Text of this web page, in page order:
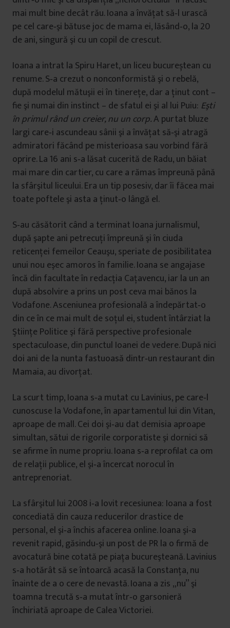
mai mult bine decât rău. Ioana a învăţat să‐l urască
pe cel care‐şi bătuse joc de mama ei, lăsând‐o, la 20
de ani, singură şi cu un copil de crescut.
Ioana a intrat la Spiru Haret, un liceu bucureștean cu
renume. S‐a crezut o nonconformistă şi o rebelă,
după modelul mătuşii ei în tinereţe, dar a ţinut cont –
fie şi numai din instinct – de sfatul ei şi al lui Puiu: Eşti
în primul rând un creier, nu un corp.A purtat bluze
largi care‐i ascundeau sânii şi a învăţat să‐şi atragă
admiratori făcând pe misterioasa sau vorbind fără
oprire. La 16 ani s‐a lăsat cucerită de Radu, un băiat
mai mare din cartier, cu care a rămas împreună până
la sfârşitul liceului. Era un tip posesiv, dar îi făcea mai
toate poftele şi asta a ţinut‐o lângă el.
S‐au căsătorit când a terminat Ioana jurnalismul,
după şapte ani petrecuţi împreună şi în ciuda
reticenţei femeilor Ceauşu, speriate de posibilitatea
unui nou eşec amoros în familie. Ioana se angajase
încă din facultate în redacţia Caţavencu, iar la un an
după absolvire a prins un post ceva mai bănos la
Vodafone. Asceniunea profesională a îndepărtat‐o
din ce în ce mai mult de soţul ei, student întârziat la
Ştiinţe Politice şi fără perspective profesionale
spectaculoase, din punctul Ioanei de vedere. După nici
doi ani de la nunta fastuoasă dintr‐un restaurant din
Mamaia, au divorţat.
La scurt timp, Ioana s‐a mutat cu Lavinius, pe care‐l
cunoscuse la Vodafone, în apartamentul lui din Vitan,
aproape de mall. Cei doi şi‐au dat demisia aproape
simultan, sătui de rigorile corporatiste şi dornici să
se afirme în nume propriu. Ioana s‐a reprofilat ca om
de relaţii publice, el şi‐a încercat norocul în
antreprenoriat.
La sfârşitul lui 2008 i‐a lovit recesiunea: Ioana a fost
concediată din cauza reducerilor drastice de
personal, el şi‐a închis afacerea online. Ioana şi‐a
revenit rapid, găsindu‐şi un post de PR la o firmă de
avocatură bine cotată pe piaţa bucureşteană. Lavinius
s‐a hotărât să se întoarcă acasă la Constanța, nu
înainte de a o cere de nevastă. Ioana a zis „nu” şi
toamna trecută s‐a mutat într‐o garsonieră
închiriată aproape de Calea Victoriei.